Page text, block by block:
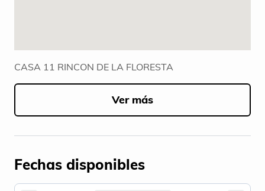
CASA 11 RINCON DE LA FLORESTA
Ver más
Fechas disponibles